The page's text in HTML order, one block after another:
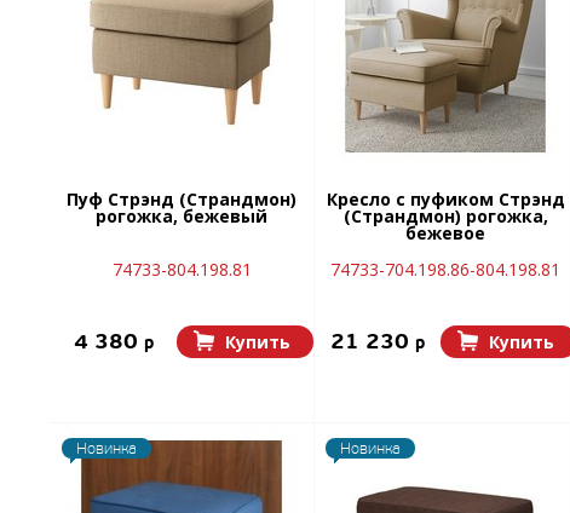
Пуф Стрэнд (Страндмон)
рогожка, бежевый
74733-804.198.81
4 380 p Купить
Кресло с пуфиком Стрэнд
(Страндмон) рогожка,
бежевое
74733-704.198.86-804.198.81
21 230 p Купить
Новинка Новинка